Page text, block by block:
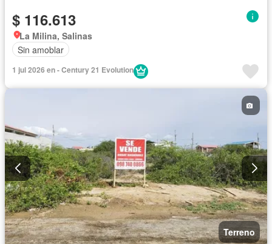
$ 116.613
La Milina, Salinas
Sin amoblar
1 jul 2026 en - Century 21 Evolution
Terreno